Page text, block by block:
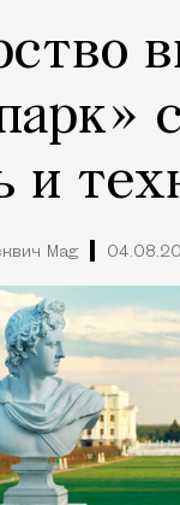
и
Mag